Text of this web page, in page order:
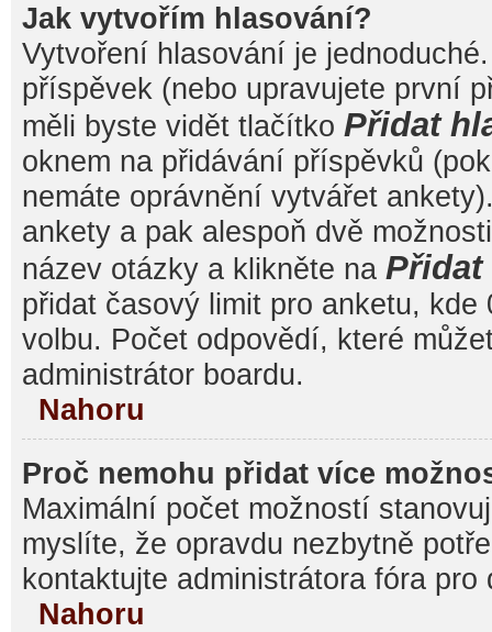
Jak vytvořím hlasování?
Vytvoření hlasování je
příspěvek (nebo upravujete první
měli byste vidět tlačítko Přidat
oknem na přidávání příspěvků
nemáte oprávnění vytvářet
ankety a pak alespoň dvě
název otázky a klikněte na
přidat časový limit pro anketu, kde
volbu. Počet odpovědí, které
administrátor boardu.
Nahoru
Proč nemohu přidat více
Maximální počet možností
myslíte, že opravdu nezbytně
kontaktujte administrátora fóra pro
Nahoru